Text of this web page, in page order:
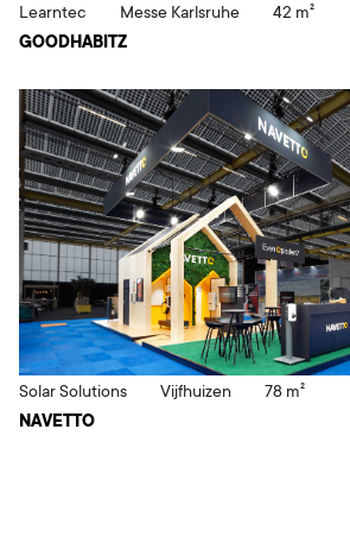
GOODHABITZ
Learntec Messe Karlsruhe 42 m²
NAVETTO
Solar Solutions Vijfhuizen 78 m²